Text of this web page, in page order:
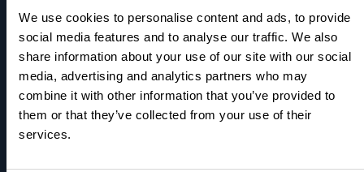
We use cookies to personalise content and ads, to provide
social media features and to analyse our traffic. We also
share information about your use of our site with our social
media, advertising and analytics partners who may
combine it with other information that you’ve provided to
them or that they’ve collected from your use of their
services.
Tilitoimiston vaihtaminen
Palvelut
Kirjanpito
Palkanlaskenta